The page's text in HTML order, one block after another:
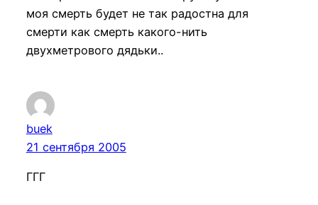
моя смерть будет не так радостна для
смерти как смерть какого-нить
двухметрового дядьки..
buek
21 сентября 2005
ГГГ